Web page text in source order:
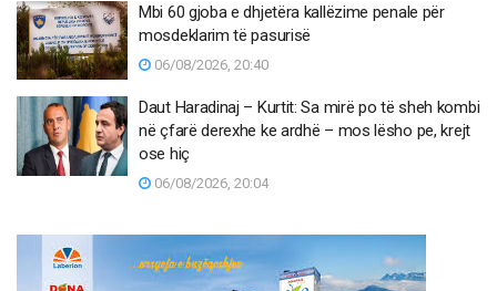
Mbi 60 gjoba e dhjetëra kallëzime penale për
mosdeklarim të pasurisë
06/08/2026, 20:40
Daut Haradinaj – Kurtit: Sa mirë po të sheh kombi
në çfarë derexhe ke ardhë – mos lësho pe, krejt
ose hiç
06/08/2026, 20:04